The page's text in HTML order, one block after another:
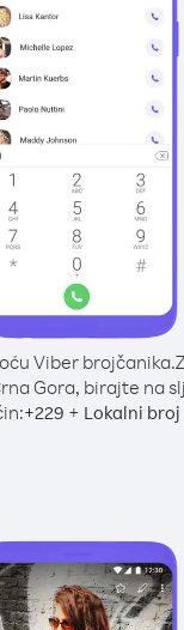
Viber brojčanika.
Gora, birajte na
+229 + Lokalni broj